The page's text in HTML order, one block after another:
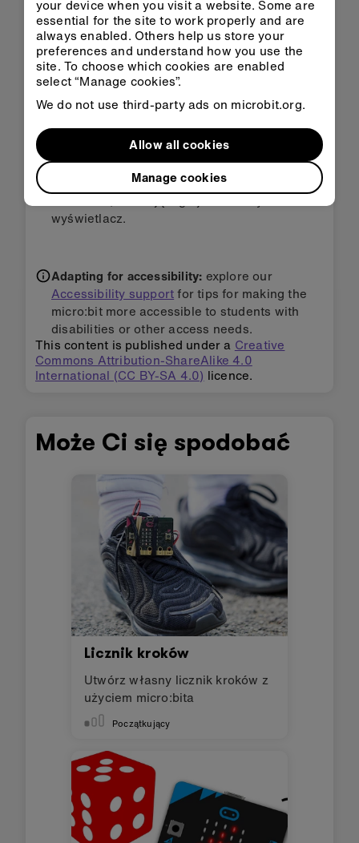
Znajdź inny sposób resetowania licznika, na
przykład przez potrząśnięcie micro:bit.
Aby wyświetlać liczby graficznie - użyj
wykresu słupkowego lub kropek.
określoną liczbę - może to być Twój cel dla
, aby wysłać liczbę do innego
wyświetlacz.
Adapting for accessibility: explore our
Accessibility supportfor tips for making the
micro:bit more accessible to students with
disabilities or other access needs.
This content is published under a Creative
Commons Attribution-ShareAlike 4.0
International (CC BY-SA 4.0) licence.
Może Ci się spodobać
Licznik kroków
Utwórz własny licznik kroków z
użyciem micro:bita
Początkujący
your device when you visit a website. Some are
essential for the site to work properly and are
always enabled. Others help us store your
preferences and understand how you use the
site. To choose which cookies are enabled
select “Manage cookies”.
We do not use third-party ads on microbit.org.
Manage cookies
Allow all cookies